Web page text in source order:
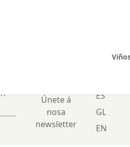
Únete á
nosa
newsletter
ES
GL
EN